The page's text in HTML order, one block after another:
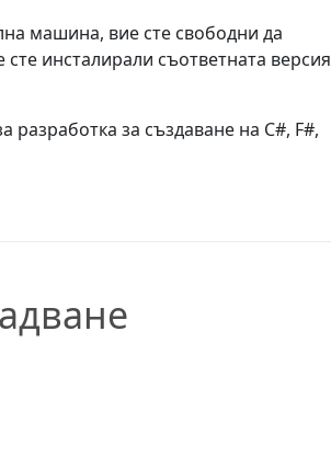
машина, вие сте свободни да
инсталирали съответната версия
за създаване на C#, F#,